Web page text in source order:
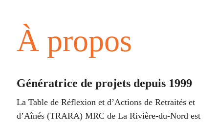
À propos
Génératrice de projets depuis 1999
La Table de Réflexion et d’Actions de Retraités et
d’Aînés (TRARA) MRC de La Rivière-du-Nord est